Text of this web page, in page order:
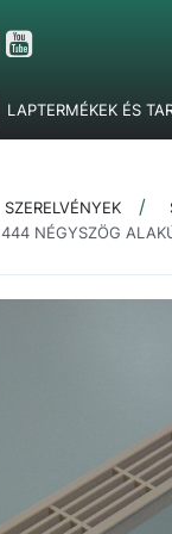
LAPTERMÉKEK ÉS
SZOBAI
SZERELVÉNYEK
NÉGYSZÖG